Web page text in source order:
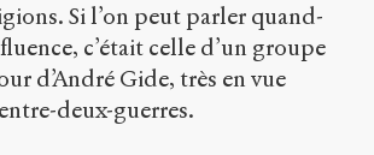
Si l’on peut parler quand-
c’était celle d’un groupe
d’André Gide, très en vue
deux-guerres.